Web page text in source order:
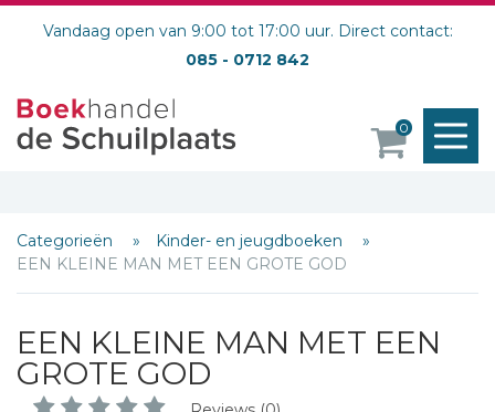
Vandaag open van 9:00 tot 17:00 uur. Direct contact:
085 - 0712 842
0
Categorieën
Kinder- en jeugdboeken
EEN KLEINE MAN MET EEN GROTE GOD
EEN KLEINE MAN MET EEN
GROTE GOD